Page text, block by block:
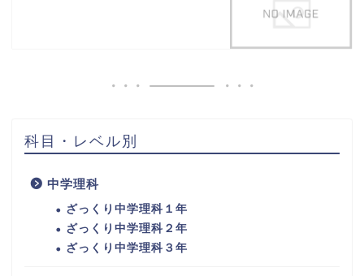
科目・レベル別
中学理科
ざっくり中学理科１年
ざっくり中学理科２年
ざっくり中学理科３年